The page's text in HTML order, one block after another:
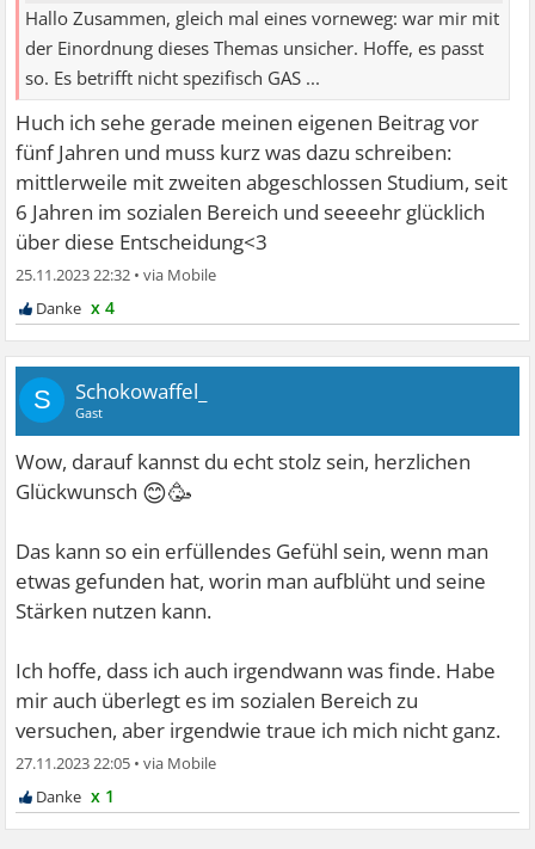
Hallo Zusammen, gleich mal eines vorneweg: war mir mit
der Einordnung dieses Themas unsicher. Hoffe, es passt
so. Es betrifft nicht spezifisch GAS ...
Huch ich sehe gerade meinen eigenen Beitrag vor
fünf Jahren und muss kurz was dazu schreiben:
mittlerweile mit zweiten abgeschlossen Studium, seit
6 Jahren im sozialen Bereich und seeeehr glücklich
über diese Entscheidung<3
25.11.2023 22:32 •
x 4
S Schokowaffel_
Gast
Wow, darauf kannst du echt stolz sein, herzlichen
Glückwunsch 😊🥳
Das kann so ein erfüllendes Gefühl sein, wenn man
etwas gefunden hat, worin man aufblüht und seine
Stärken nutzen kann.
Ich hoffe, dass ich auch irgendwann was finde. Habe
mir auch überlegt es im sozialen Bereich zu
versuchen, aber irgendwie traue ich mich nicht ganz.
27.11.2023 22:05 •
x 1